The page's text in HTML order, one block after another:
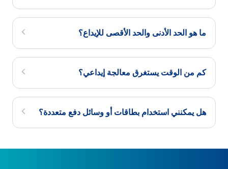
ما هو الحد الأدنى والحد الأقصى للإيداع؟
كم من الوقت يستغرق معالجة إيداعي؟
هل يمكنني استخدام بطاقات أو وسائل دفع متعددة؟